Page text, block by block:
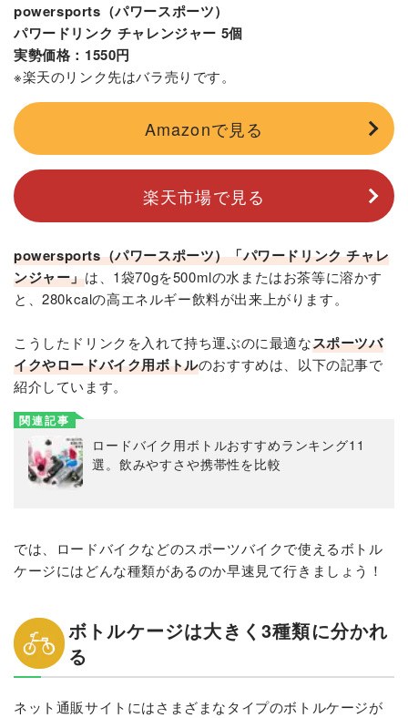
powersports（パワースポーツ）
パワードリンク チャレンジャー 5個
実勢価格：1550円
※楽天のリンク先はバラ売りです。
Amazonで見る
楽天市場で見る
powersports（パワースポーツ）「パワードリンク チャレ
ンジャー」は、1袋70gを500mlの水またはお茶等に溶かす
と、280kcalの高エネルギー飲料が出来上がります。
こうしたドリンクを入れて持ち運ぶのに最適なスポーツバ
イクやロードバイク用ボトルのおすすめは、以下の記事で
紹介しています。
関連記事
ロードバイク用ボトルおすすめランキング11
選。飲みやすさや携帯性を比較
では、ロードバイクなどのスポーツバイクで使えるボトル
ケージにはどんな種類があるのか早速見て行きましょう！
ボトルケージは大きく3種類に分かれ
る
ネット通販サイトにはさまざまなタイプのボトルケージが